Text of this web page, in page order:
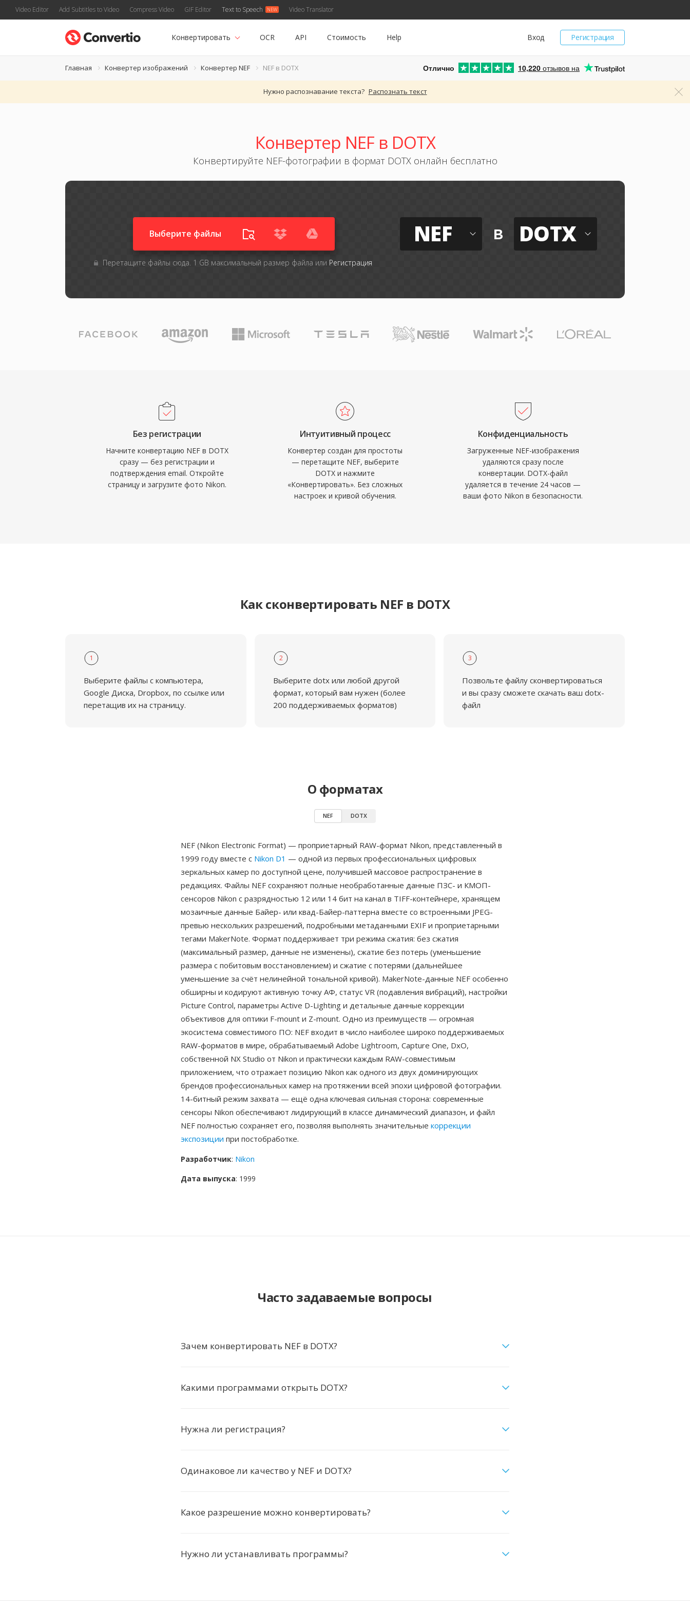
Video Editor Add Subtitles to Video Compress Video GIF Editor Text to Speech Video Translator
Регистрация
Вход
Конвертировать OCR API Стоимость Help
Главная Конвертер изображений Конвертер NEF NEF в DOTX Отлично 10,220 отзывов на
Нужно распознавание текста? Распознать текст
Конвертер NEF в DOTX
Конвертируйте NEF-фотографии в формат DOTX онлайн бесплатно
Выберите файлы
Перетащите файлы сюда. 1 GB максимальный размер файла или Регистрация
NEF в DOTX
Без регистрации
Начните конвертацию NEF в DOTX
сразу — без регистрации и
подтверждения email. Откройте
страницу и загрузите фото Nikon.
Интуитивный процесс
Конвертер создан для простоты
— перетащите NEF, выберите
DOTX и нажмите
«Конвертировать». Без сложных
настроек и кривой обучения.
Конфиденциальность
Загруженные NEF-изображения
удаляются сразу после
конвертации. DOTX-файл
удаляется в течение 24 часов —
ваши фото Nikon в безопасности.
Как сконвертировать NEF в DOTX
1
Выберите файлы с компьютера,
Google Диска, Dropbox, по ссылке или
перетащив их на страницу.
2
Выберите dotx или любой другой
формат, который вам нужен (более
200 поддерживаемых форматов)
3
Позвольте файлу сконвертироваться
и вы сразу сможете скачать ваш dotx-
файл
О форматах
NEF DOTX
NEF (Nikon Electronic Format) — проприетарный RAW-формат Nikon, представленный в
1999 году вместе с Nikon D1 — одной из первых профессиональных цифровых
зеркальных камер по доступной цене, получившей массовое распространение в
редакциях. Файлы NEF сохраняют полные необработанные данные ПЗС- и КМОП-
сенсоров Nikon с разрядностью 12 или 14 бит на канал в TIFF-контейнере, хранящем
мозаичные данные Байер- или квад-Байер-паттерна вместе со встроенными JPEG-
превью нескольких разрешений, подробными метаданными EXIF и проприетарными
тегами MakerNote. Формат поддерживает три режима сжатия: без сжатия
(максимальный размер, данные не изменены), сжатие без потерь (уменьшение
размера с побитовым восстановлением) и сжатие с потерями (дальнейшее
уменьшение за счёт нелинейной тональной кривой). MakerNote-данные NEF особенно
обширны и кодируют активную точку АФ, статус VR (подавления вибраций), настройки
Picture Control, параметры Active D-Lighting и детальные данные коррекции
объективов для оптики F-mount и Z-mount. Одно из преимуществ — огромная
экосистема совместимого ПО: NEF входит в число наиболее широко поддерживаемых
RAW-форматов в мире, обрабатываемый Adobe Lightroom, Capture One, DxO,
собственной NX Studio от Nikon и практически каждым RAW-совместимым
приложением, что отражает позицию Nikon как одного из двух доминирующих
брендов профессиональных камер на протяжении всей эпохи цифровой фотографии.
14-битный режим захвата — ещё одна ключевая сильная сторона: современные
сенсоры Nikon обеспечивают лидирующий в классе динамический диапазон, и файл
NEF полностью сохраняет его, позволяя выполнять значительные коррекции
экспозиции при постобработке.
Разработчик: Nikon
Дата выпуска: 1999
Часто задаваемые вопросы
Зачем конвертировать NEF в DOTX?
Какими программами открыть DOTX?
Нужна ли регистрация?
Одинаковое ли качество у NEF и DOTX?
Какое разрешение можно конвертировать?
Нужно ли устанавливать программы?